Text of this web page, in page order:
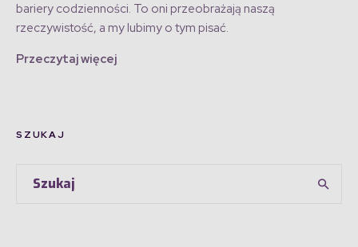
bariery codzienności. To oni przeobrażają naszą
rzeczywistość, a my lubimy o tym pisać.
Przeczytaj więcej
SZUKAJ